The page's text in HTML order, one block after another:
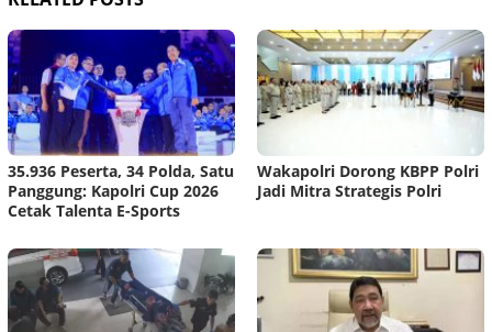
35.936 Peserta, 34 Polda, Satu
Panggung: Kapolri Cup 2026
Cetak Talenta E-Sports
Wakapolri Dorong KBPP Polri
Jadi Mitra Strategis Polri